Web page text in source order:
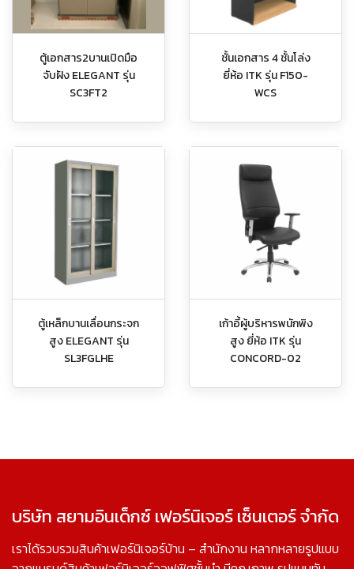
ตู้เอกสาร2บานเปิดมือ
จับฝัง ELEGANT รุ่น
SC3FT2
ชั้นเอกสาร 4 ชั้นโล่ง
ยี่ห้อ ITK รุ่น F150-
WCS
ตู้เหล็กบานเลื่อนกระจก
สูง ELEGANT รุ่น
SL3FGLHE
เก้าอี้ผู้บริหารพนักพิง
สูง ยี่ห้อ ITK รุ่น
CONCORD-02
บริษัท สยามอินเด็กซ์ เฟอร์นิเจอร์ เซ็นเตอร์ จำกัด
เราได้รวบรวมสินค้าเฟอร์นิเจอร์บ้าน – สำนักงาน หลากหลายรูปแบบ